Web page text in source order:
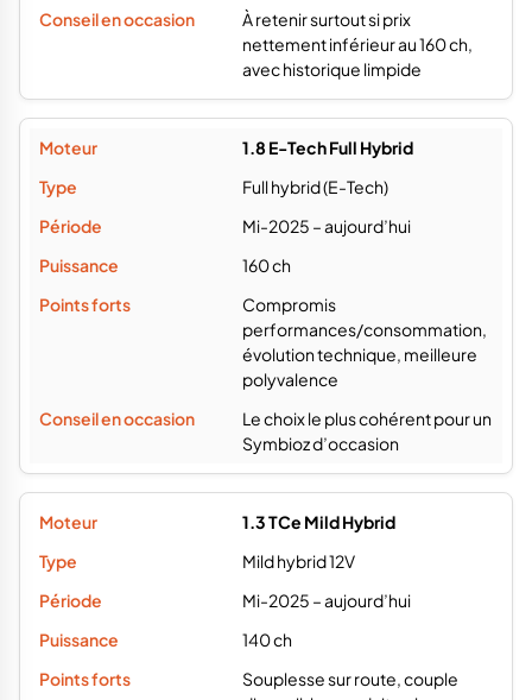
À retenir surtout si prix
nettement inférieur au 160 ch,
avec historique limpide
1.8 E-Tech Full Hybrid
Full hybrid (E-Tech)
Mi-2025 – aujourd’hui
160 ch
Compromis
performances/consommation,
évolution technique, meilleure
polyvalence
Le choix le plus cohérent pour un
Symbioz d’occasion
1.3 TCe Mild Hybrid
Mild hybrid 12V
Mi-2025 – aujourd’hui
140 ch
Souplesse sur route, couple